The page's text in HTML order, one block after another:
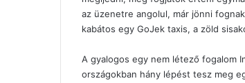
az üzenetre angolul, már jönni
kabátos egy GoJek taxis, a zöld
A gyalogos egy nem létező fogalom
országokban hány lépést tesz meg